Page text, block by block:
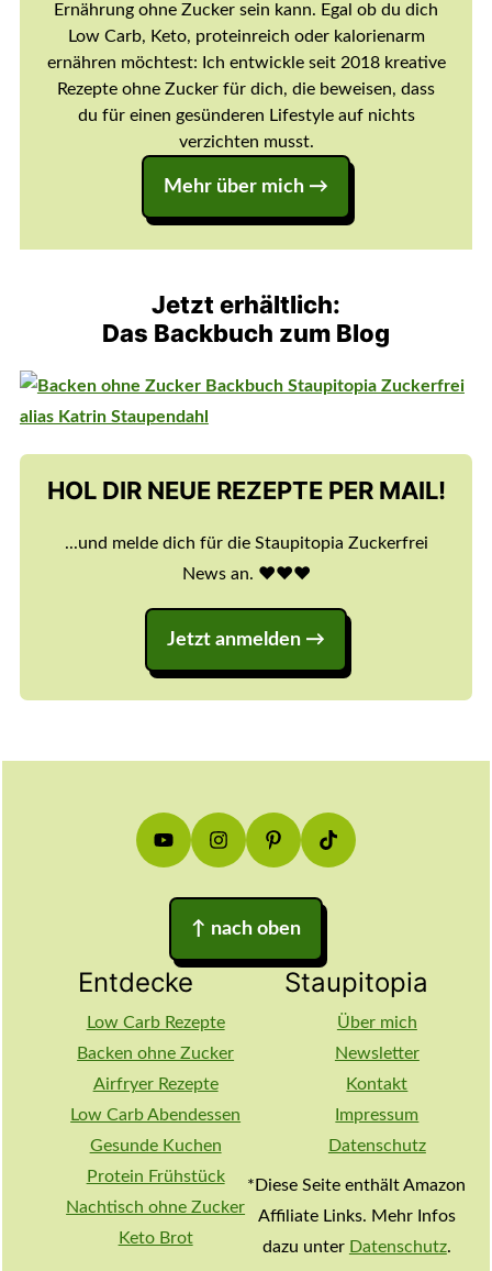
Ernährung ohne Zucker sein kann. Egal ob du dich
Low Carb, Keto, proteinreich oder kalorienarm
ernähren möchtest: Ich entwickle seit 2018 kreative
Rezepte ohne Zucker für dich, die beweisen, dass
du für einen gesünderen Lifestyle auf nichts
verzichten musst.
Mehr über mich →
Jetzt erhältlich:
Das Backbuch zum Blog
HOL DIR NEUE REZEPTE PER MAIL!
...und melde dich für die Staupitopia Zuckerfrei
News an. ♥️♥️♥️
Jetzt anmelden
↑ nach oben
Entdecke
Low Carb Rezepte
Backen ohne Zucker
Airfryer Rezepte
Low Carb Abendessen
Gesunde Kuchen
Protein Frühstück
Nachtisch ohne Zucker
Keto Brot
Staupitopia
Über mich
Newsletter
Kontakt
Impressum
Datenschutz
*Diese Seite enthält Amazon
Affiliate Links. Mehr Infos
dazu unter Datenschutz.